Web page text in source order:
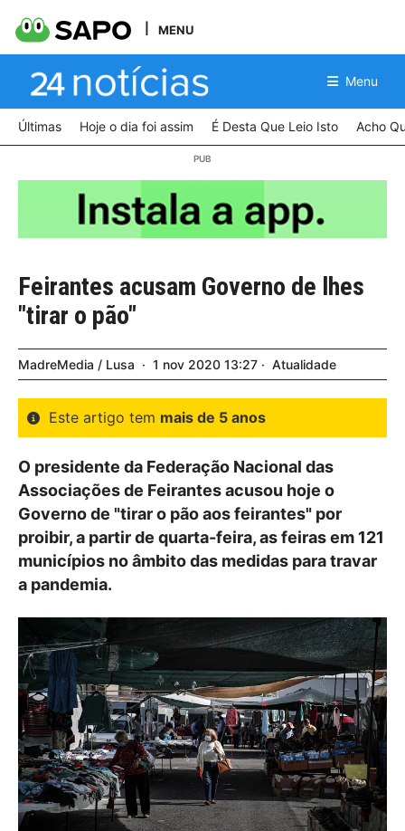
MENU
Menu
Últimas Hoje o dia foi assim É Desta Que Leio Isto Acho
Feirantes acusam Governo de lhes
"tirar o pão"
MadreMedia / Lusa 1 nov 2020 13:27 Atualidade
Este artigo tem mais de 5 anos
O presidente da Federação Nacional das
Associações de Feirantes acusou hoje o
Governo de "tirar o pão aos feirantes" por
proibir, a partir de quarta-feira, as feiras em 121
municípios no âmbito das medidas para travar
a pandemia.